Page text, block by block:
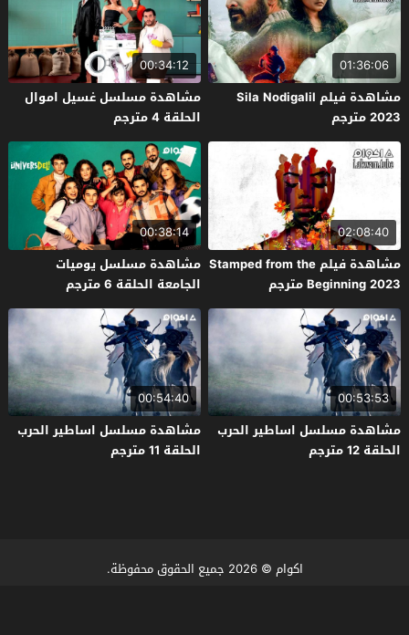
01:36:06
مشاهدة فيلم Sila Nodigalil
2023 مترجم
00:34:12
مشاهدة مسلسل غسيل اموال
الحلقة 4 مترجم
02:08:40
مشاهدة فيلم Stamped from the
Beginning 2023 مترجم
00:38:14
مشاهدة مسلسل يوميات
الجامعة الحلقة 6 مترجم
00:53:53
مشاهدة مسلسل اساطير الحرب
الحلقة 12 مترجم
00:54:40
مشاهدة مسلسل اساطير الحرب
الحلقة 11 مترجم
اكوام © 2026 جميع الحقوق محفوظة.